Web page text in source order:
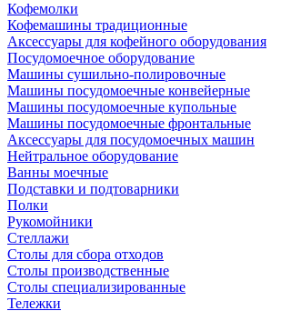
Кофемолки
Кофемашины традиционные
Аксессуары для кофейного оборудования
Посудомоечное оборудование
Машины сушильно-полировочные
Машины посудомоечные конвейерные
Машины посудомоечные купольные
Машины посудомоечные фронтальные
Аксессуары для посудомоечных машин
Нейтральное оборудование
Ванны моечные
Подставки и подтоварники
Полки
Рукомойники
Стеллажи
Столы для сбора отходов
Столы производственные
Столы специализированные
Тележки